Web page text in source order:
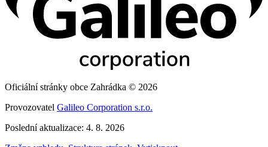
Oficiální stránky obce Zahrádka © 2026
Provozovatel Galileo Corporation s.r.o.
Poslední aktualizace: 4. 8. 2026